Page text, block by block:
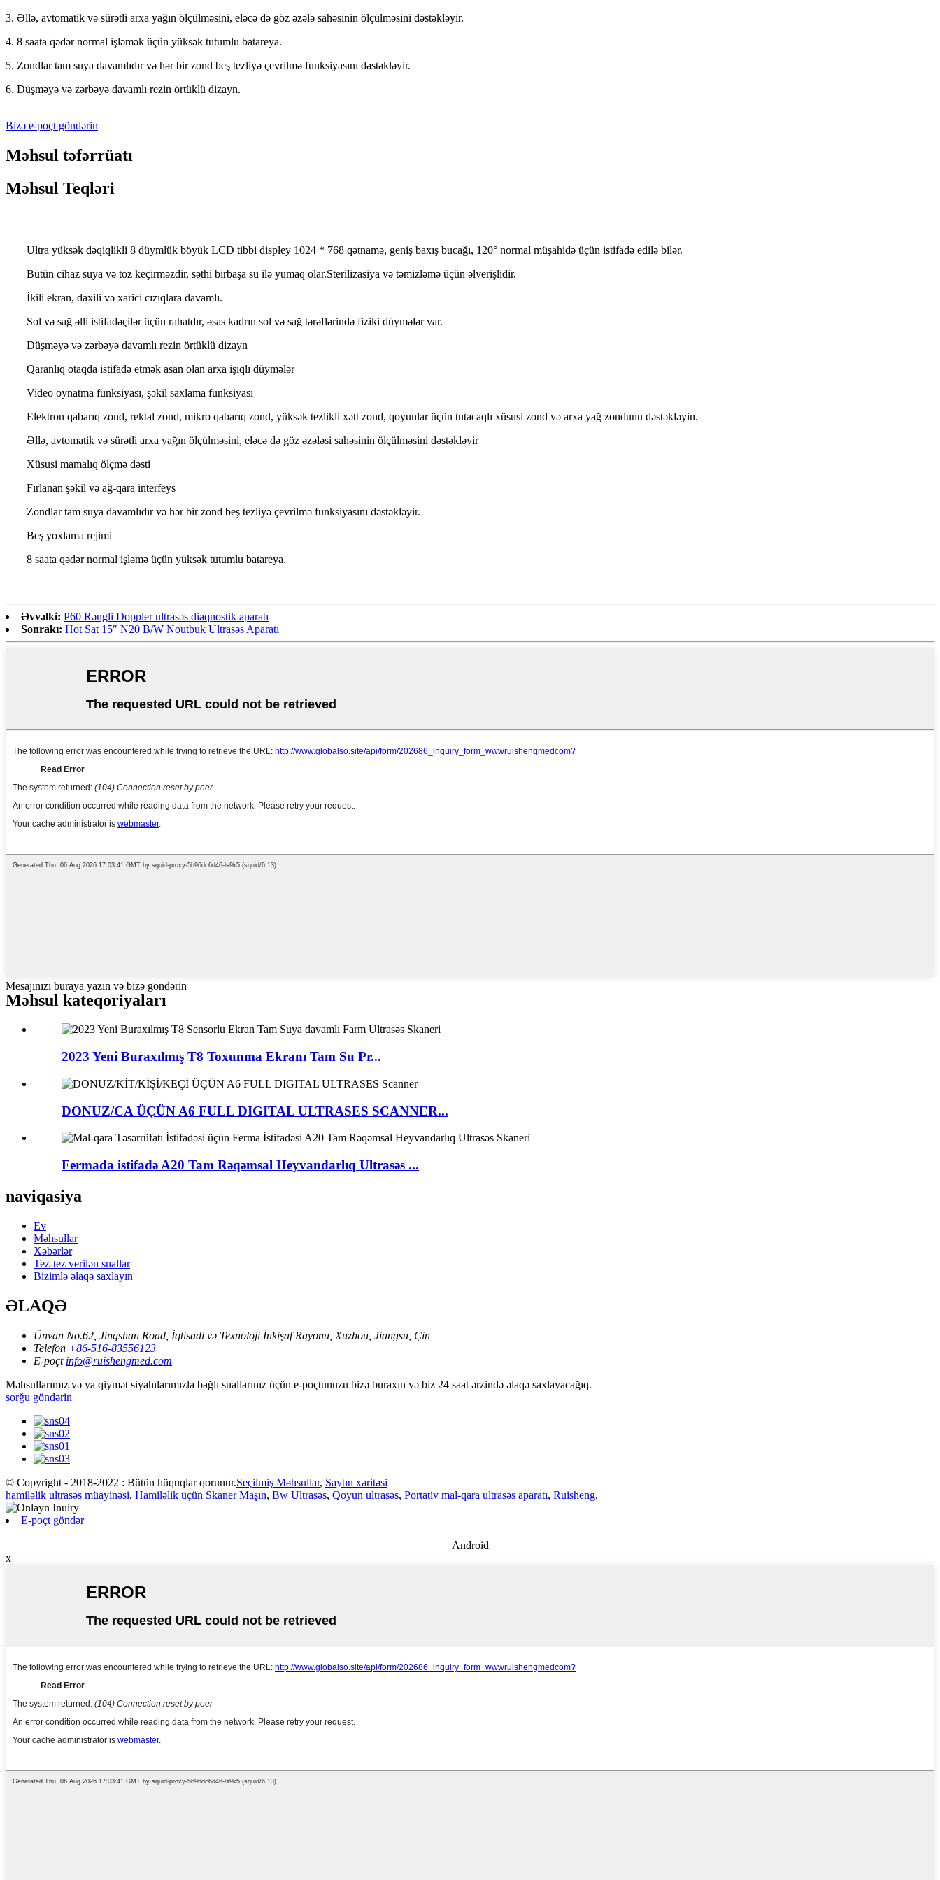
3. Əllə, avtomatik və sürətli arxa yağın ölçülməsini, eləcə də göz əzələ sahəsinin ölçülməsini dəstəkləyir.
4. 8 saata qədər normal işləmək üçün yüksək tutumlu batareya.
5. Zondlar tam suya davamlıdır və hər bir zond beş tezliyə çevrilmə funksiyasını dəstəkləyir.
6. Düşməyə və zərbəyə davamlı rezin örtüklü dizayn.
Bizə e-poçt göndərin
Məhsul təfərrüatı
Məhsul Teqləri
Ultra yüksək dəqiqlikli 8 düymlük böyük LCD tibbi displey 1024 * 768 qətnamə, geniş baxış bucağı, 120° normal müşahidə üçün istifadə edilə bilər.
Bütün cihaz suya və toz keçirməzdir, səthi birbaşa su ilə yumaq olar.Sterilizasiya və təmizləmə üçün əlverişlidir.
İkili ekran, daxili və xarici cızıqlara davamlı.
Sol və sağ əlli istifadəçilər üçün rahatdır, əsas kadrın sol və sağ tərəflərində fiziki düymələr var.
Düşməyə və zərbəyə davamlı rezin örtüklü dizayn
Qaranlıq otaqda istifadə etmək asan olan arxa işıqlı düymələr
Video oynatma funksiyası, şəkil saxlama funksiyası
Elektron qabarıq zond, rektal zond, mikro qabarıq zond, yüksək tezlikli xətt zond, qoyunlar üçün tutacaqlı xüsusi zond və arxa yağ zondunu dəstəkləyin.
Əllə, avtomatik və sürətli arxa yağın ölçülməsini, eləcə də göz əzələsi sahəsinin ölçülməsini dəstəkləyir
Xüsusi mamalıq ölçmə dəsti
Fırlanan şəkil və ağ-qara interfeys
Zondlar tam suya davamlıdır və hər bir zond beş tezliyə çevrilmə funksiyasını dəstəkləyir.
Beş yoxlama rejimi
8 saata qədər normal işləmə üçün yüksək tutumlu batareya.
Əvvəlki: P60 Rəngli Doppler ultrasəs diaqnostik aparatı
Sonrakı: Hot Sat 15″ N20 B/W Noutbuk Ultrasəs Aparatı
Mesajınızı buraya yazın və bizə göndərin
Məhsul kateqoriyaları
2023 Yeni Buraxılmış T8 Toxunma Ekranı Tam Su Pr...
DONUZ/CA ÜÇÜN A6 FULL DIGITAL ULTRASES SCANNER...
Fermada istifadə A20 Tam Rəqəmsal Heyvandarlıq Ultrasəs ...
naviqasiya
Ev
Məhsullar
Xəbərlər
Tez-tez verilən suallar
Bizimlə əlaqə saxlayın
ƏLAQƏ
Ünvan No.62, Jingshan Road, İqtisadi və Texnoloji İnkişaf Rayonu, Xuzhou, Jiangsu, Çin
Telefon +86-516-83556123
E-poçt info@ruishengmed.com
Məhsullarımız və ya qiymət siyahılarımızla bağlı suallarınız üçün e-poçtunuzu bizə buraxın və biz 24 saat ərzində əlaqə saxlayacağıq.
sorğu göndərin
© Copyright - 2018-2022 : Bütün hüquqlar qorunur.Seçilmiş Məhsullar, Saytın xəritəsi
hamiləlik ultrasəs müayinəsi, Hamiləlik üçün Skaner Maşın, Bw Ultrasəs, Qoyun ultrasəs, Portativ mal-qara ultrasəs aparatı, Ruisheng,
E-poçt göndər
Android
x